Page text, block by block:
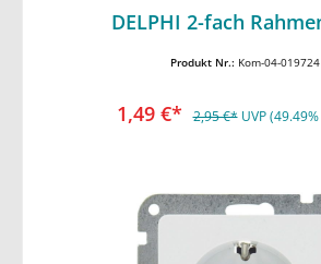
DELPHI 2-fach
Produkt Nr.: Kom-04-019724
1,49 €* 2,95 €* UVP